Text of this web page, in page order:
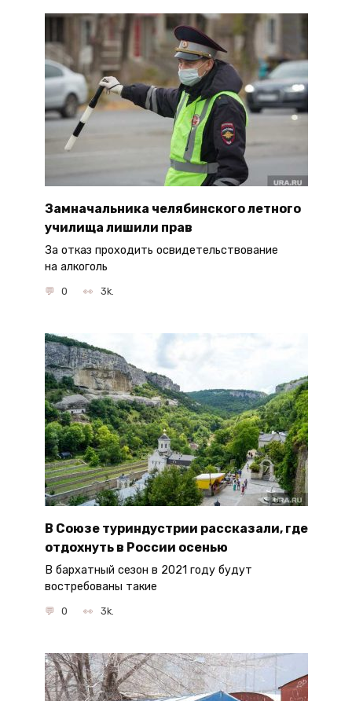
Замначальника челябинского летного
училища лишили прав
За отказ проходить освидетельствование
на алкоголь
0 3k.
В Союзе туриндустрии рассказали, где
отдохнуть в России осенью
В бархатный сезон в 2021 году будут
востребованы такие
0 3k.